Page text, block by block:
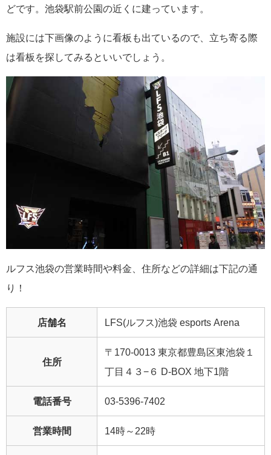
どです。池袋駅前公園の近くに建っています。
施設には下画像のように看板も出ているので、立ち寄る際
は看板を探してみるといいでしょう。
ルフス池袋の営業時間や料金、住所などの詳細は下記の通
り！
店舗名 LFS(ルフス)池袋 esports Arena
住所
〒170-0013 東京都豊島区東池袋１
丁目４３−６ D-BOX 地下1階
電話番号 03-5396-7402
営業時間 14時～22時